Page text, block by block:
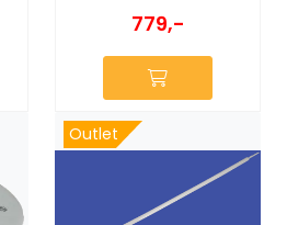
779,-
Outlet